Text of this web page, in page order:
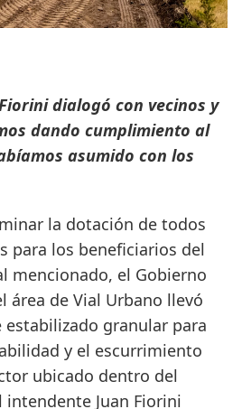
dialogó con vecinos y
dando cumplimiento al
asumido con los
la dotación de todos
para los beneficiarios del
mencionado, el Gobierno
área de Vial Urbano llevó
granular para
y el escurrimiento
ubicado dentro del
intendente Juan Fiorini